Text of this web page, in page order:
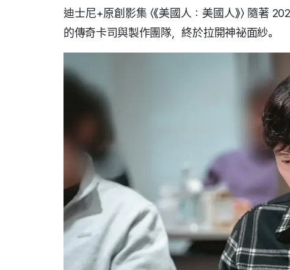
迪士尼+原創影集 〈《美國人：美國人》〉 隨
的傳奇卡司與製作團隊，終於拉開神祕面紗。